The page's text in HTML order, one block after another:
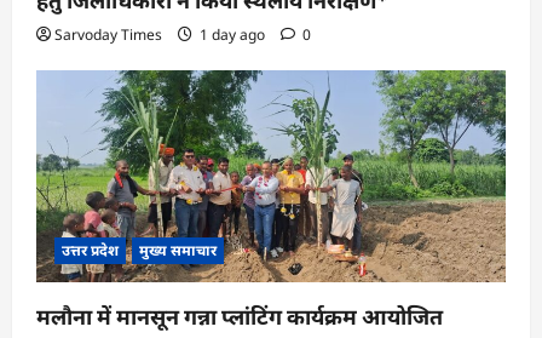
Sarvoday Times 1 day ago 0
उत्तर प्रदेश मुख्य समाचार
मलौना में मानसून गन्ना प्लांटिंग कार्यक्रम आयोजित